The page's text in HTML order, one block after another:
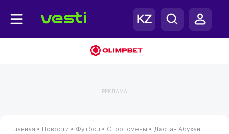
РЕКЛАМА
Главная • Новости • Футбол • Спортсмены • Дастан Абухан